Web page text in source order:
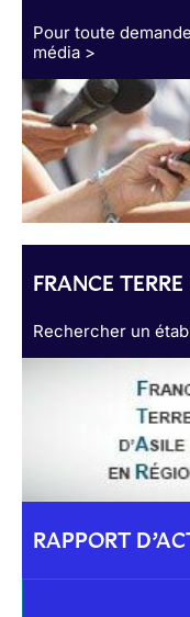
Pour toute
média >
FRANCE
Rechercher un
RAPPORT